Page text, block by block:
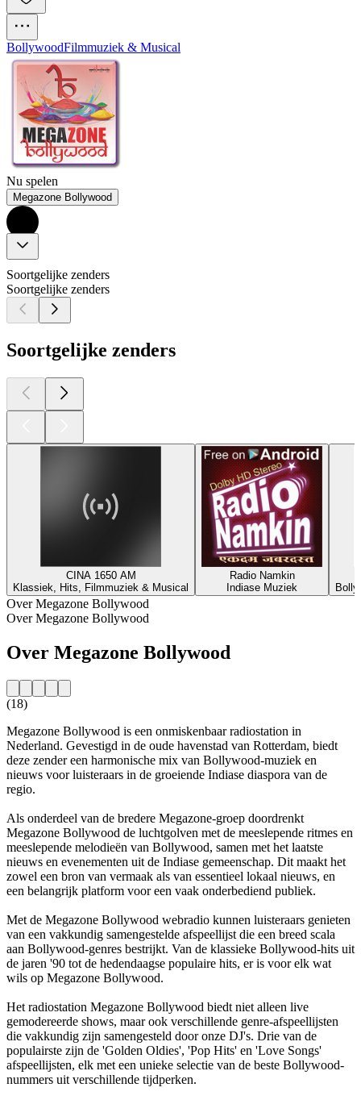
BollywoodFilmmuziek & Musical
Nu spelen
Megazone Bollywood
Soortgelijke zenders
Soortgelijke zenders
Soortgelijke zenders
CINA 1650 AM
Klassiek, Hits, Filmmuziek & Musical
Radio Namkin
Indiase Muziek
Over Megazone Bollywood
Over Megazone Bollywood
Over Megazone Bollywood
(18)
Megazone Bollywood is een onmiskenbaar radiostation in
Nederland. Gevestigd in de oude havenstad van Rotterdam, biedt
deze zender een harmonische mix van Bollywood-muziek en
nieuws voor luisteraars in de groeiende Indiase diaspora van de
regio.
Als onderdeel van de bredere Megazone-groep doordrenkt
Megazone Bollywood de luchtgolven met de meeslepende ritmes en
meeslepende melodieën van Bollywood, samen met het laatste
nieuws en evenementen uit de Indiase gemeenschap. Dit maakt het
zowel een bron van vermaak als van essentieel lokaal nieuws, en
een belangrijk platform voor een vaak onderbediend publiek.
Met de Megazone Bollywood webradio kunnen luisteraars genieten
van een vakkundig samengestelde afspeellijst die een breed scala
aan Bollywood-genres bestrijkt. Van de klassieke Bollywood-hits uit
de jaren '90 tot de hedendaagse populaire hits, er is voor elk wat
wils op Megazone Bollywood.
Het radiostation Megazone Bollywood biedt niet alleen live
gemodereerde shows, maar ook verschillende genre-afspeellijsten
die vakkundig zijn samengesteld door onze DJ's. Drie van de
populairste zijn de 'Golden Oldies', 'Pop Hits' en 'Love Songs'
afspeellijsten, elk met een unieke selectie van de beste Bollywood-
nummers uit verschillende tijdperken.